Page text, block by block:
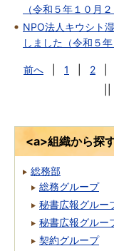
（令和５年１０月２
NPO法人キウシト
しました（令和５年
前へ 1 2
<a>組織から探
総務部
総務グループ
秘書広報グルー
秘書広報グルー
契約グループ